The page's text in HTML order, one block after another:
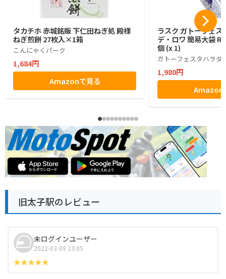
タカチホ 赤城銘販 下仁田ねぎ処 殿様
ねぎ煎餅 27枚入×1箱
こんにゃくパーク
1,684円
Amazonで見る
ラスク ガトーフェス
デ・ロワ 簡易大袋
個 (x 1)
ガトーフェスタハラダ
1,980円
Amazon
旧太子駅のレビュー
未ログインユーザー
2022-03-09 13:05